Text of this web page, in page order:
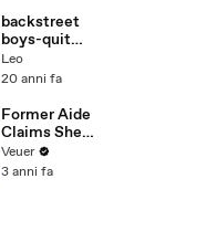
backstreet
boys-quit
playng........
Leo
20 anni fa
Former Aide
Claims She
Was Asked to
Make a ‘Hit
Veuer
3 anni fa